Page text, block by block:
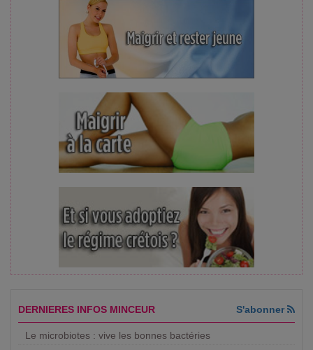
DERNIERES INFOS MINCEUR S'abonner
Le microbiotes : vive les bonnes bactéries